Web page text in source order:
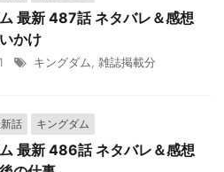
最新 487話 ネタバレ＆感想
かけ
キングダム 雑誌掲載分
話 キングダム
最新 486話 ネタバレ＆感想